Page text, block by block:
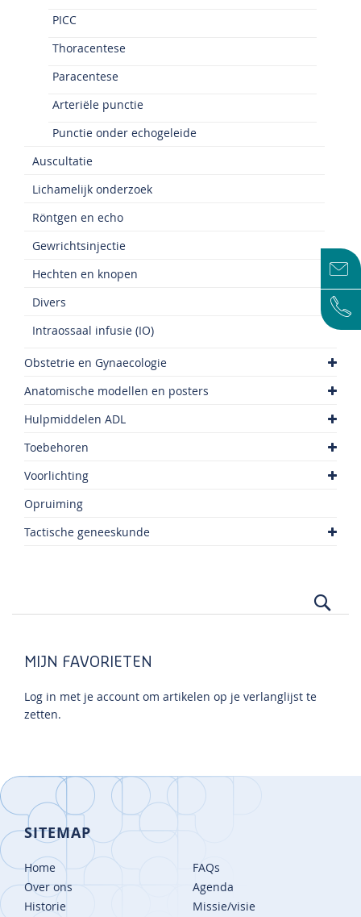
PICC
Thoracentese
Paracentese
Arteriële punctie
Punctie onder echogeleide
Auscultatie
Lichamelijk onderzoek
Röntgen en echo
Gewrichtsinjectie
Hechten en knopen
Divers
Intraossaal infusie (IO)
Obstetrie en Gynaecologie
Anatomische modellen en posters
Hulpmiddelen ADL
Toebehoren
Voorlichting
Opruiming
Tactische geneeskunde
MIJN FAVORIETEN
Log in met je account om artikelen op je verlanglijst te
zetten.
SITEMAP
Home
Over ons
Historie
FAQs
Agenda
Missie/visie